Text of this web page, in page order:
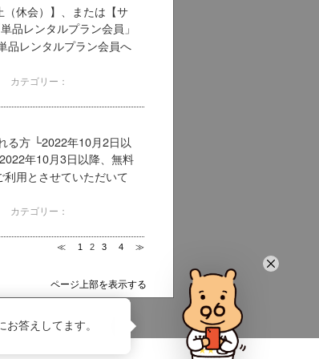
休会）】、または【サ
品レンタルプラン会員」
品レンタルプラン会員へ
カテゴリー：
る方 └2022年10月2日以
年10月3日以降、無料
用とさせていただいて
カテゴリー：
≪ 1 2 3 4 ≫
ページ上部を表示する
答えしてます。